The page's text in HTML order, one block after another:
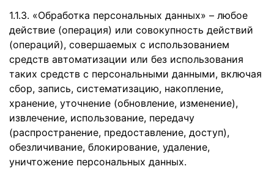
1.1.3. «Обработка персональных данных» – любое
действие (операция) или совокупность действий
(операций), совершаемых с использованием
средств автоматизации или без использования
таких средств с персональными данными, включая
сбор, запись, систематизацию, накопление,
хранение, уточнение (обновление, изменение),
извлечение, использование, передачу
(распространение, предоставление, доступ),
обезличивание, блокирование, удаление,
уничтожение персональных данных.